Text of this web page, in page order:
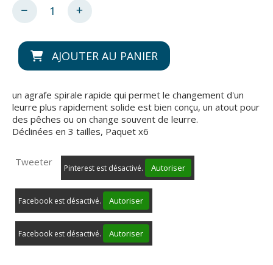
AJOUTER AU PANIER
un agrafe spirale rapide qui permet le changement d'un
leurre plus rapidement solide est bien conçu, un atout pour
des pêches ou on change souvent de leurre.
Déclinées en 3 tailles, Paquet x6
Tweeter
Pinterest est désactivé. Autoriser
Facebook est désactivé. Autoriser
Facebook est désactivé. Autoriser